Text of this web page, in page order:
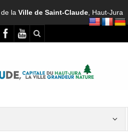
de laVille de Saint-Claude , Haut-Jura